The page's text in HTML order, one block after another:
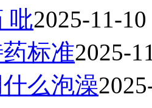
吡2025-11-10
标准2025-
么泡澡